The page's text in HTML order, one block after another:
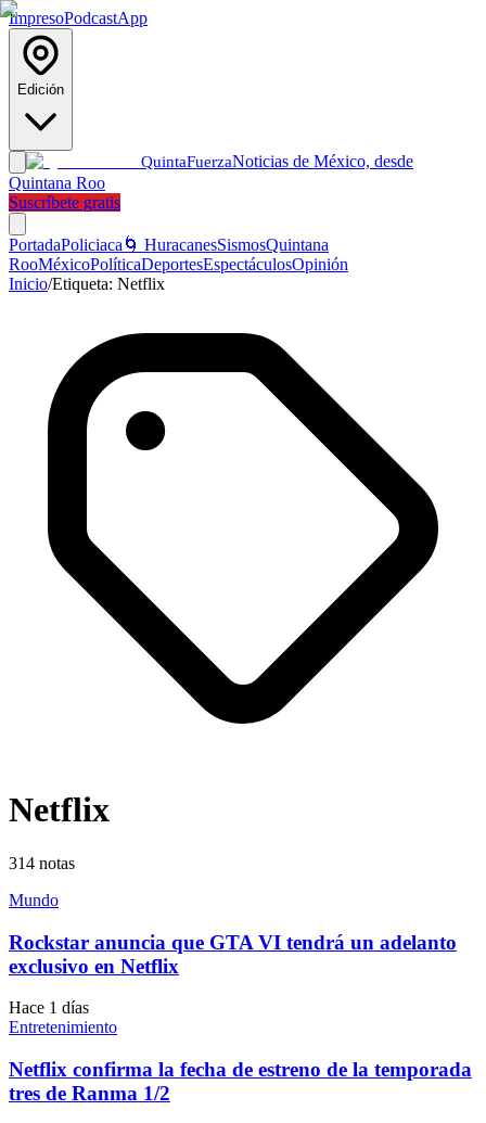
ImpresoPodcastApp
Edición
QuintaFuerzaNoticias de México, desde
Quintana Roo
Suscríbete gratis
PortadaPoliciaca 🌀 HuracanesSismosQuintana
RooMéxicoPolíticaDeportesEspectáculosOpinión
Inicio/Etiqueta: Netflix
Netflix
314 notas
Mundo
Rockstar anuncia que GTA VI tendrá un adelanto
exclusivo en Netflix
Hace 1 días
Entretenimiento
Netflix confirma la fecha de estreno de la temporada
tres de Ranma 1/2